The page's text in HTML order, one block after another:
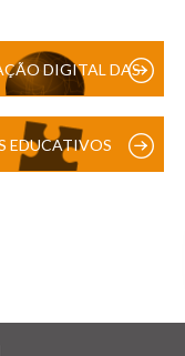
DIGITAL DAS
EDUCATIVOS